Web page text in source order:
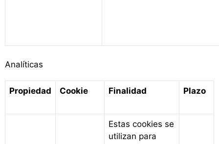
Analíticas
Propiedad Cookie Finalidad Plazo
Estas cookies se
utilizan para